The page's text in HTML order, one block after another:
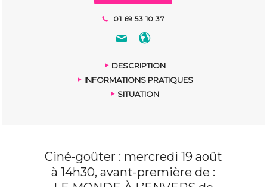
01 69 53 10 37
DESCRIPTION
INFORMATIONS PRATIQUES
SITUATION
Ciné-goûter : mercredi 19 août
à 14h30, avant-première de :